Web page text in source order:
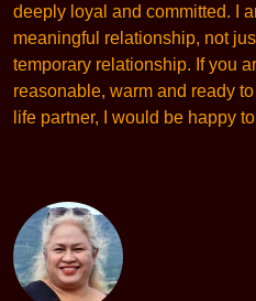
deeply loyal and committed. I
meaningful relationship, not
temporary relationship. If you
reasonable, warm and ready
life partner, I would be happy